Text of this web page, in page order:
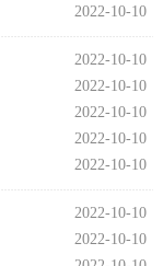
2022-10-10
2022-10-10
2022-10-10
2022-10-10
2022-10-10
2022-10-10
2022-10-10
2022-10-10